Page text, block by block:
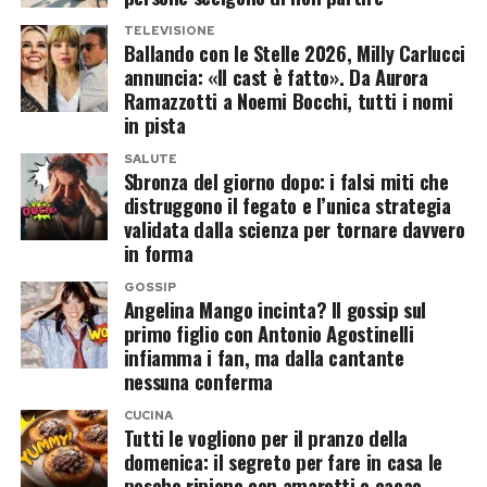
Aggiunge anche che spesso mangia una sola
volta al giorno e attribuisce proprio a questa
attenzione il fatto di sentirsi in forma alla soglia
dei sessant’anni.
Insomma, la voce più incendiaria della radio
italiana conduce una vita molto meno dissoluta
di quanto il personaggio potrebbe far
Ballando con le Stelle, l’offerta che
non è mai arrivata
Cruciani conferma anche che, in passato, c’è
stato un contatto conMilly Carlucciper una
Entrambi arrivavano da relazioni precedenti e da
famiglie già costruite. Paola aveva avuto Giulia
e Riccardo dall’ex marito Andrea Carnevale,
mentre Presta era già padre di Niccolò e
Beatrice. Una famiglia allargata, non sempre
semplice da gestire, ma che con il tempo Perego
ha definito una ricchezza «vitale».
Il matrimonio e il peso di essere “la
moglie di Presta”
Dopo dieci anni di relazione, Paola Perego e
Lucio Presta si sono sposati il 25 settembre 2011
davanti a molti volti noti dello spettacolo.
TELEVISIONE
Ballando con le Stelle 2026, Milly Carlucci
annuncia: «Il cast è fatto». Da Aurora
Ramazzotti a Noemi Bocchi, tutti i nomi
in pista
SALUTE
Sbronza del giorno dopo: i falsi miti che
distruggono il fegato e l’unica strategia
validata dalla scienza per tornare davvero
in forma
GOSSIP
Angelina Mango incinta? Il gossip sul
primo figlio con Antonio Agostinelli
infiamma i fan, ma dalla cantante
nessuna conferma
CUCINA
Tutti le vogliono per il pranzo della
domenica: il segreto per fare in casa le